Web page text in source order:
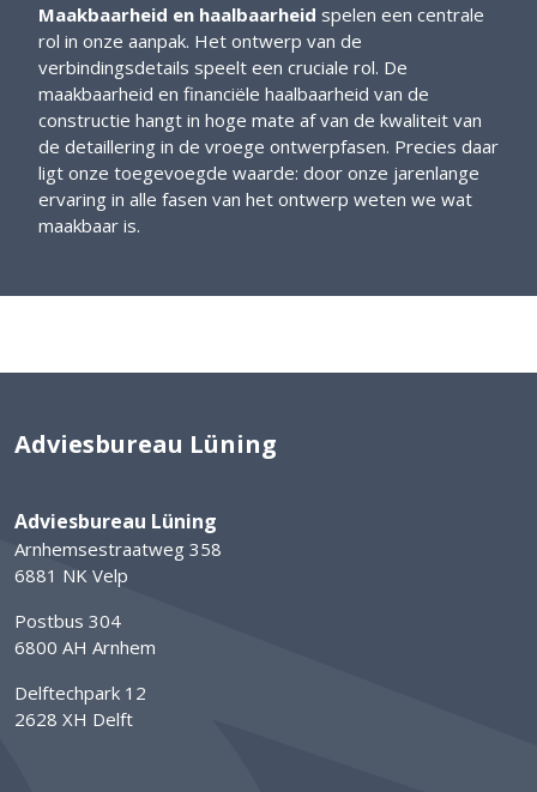
Maakbaarheid en haalbaarheid spelen een centrale
rol in onze aanpak. Het ontwerp van de
verbindingsdetails speelt een cruciale rol. De
maakbaarheid en financiële haalbaarheid van de
constructie hangt in hoge mate af van de kwaliteit van
de detaillering in de vroege ontwerpfasen. Precies daar
ligt onze toegevoegde waarde: door onze jarenlange
ervaring in alle fasen van het ontwerp weten we wat
maakbaar is.
Adviesbureau Lüning
Adviesbureau Lüning
Arnhemsestraatweg 358
6881 NK Velp
Postbus 304
6800 AH Arnhem
Delftechpark 12
2628 XH Delft